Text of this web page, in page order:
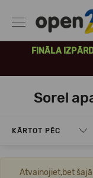
FINĀLA
Sorel
KĀRTOT PĒC
Atvainojiet,bet